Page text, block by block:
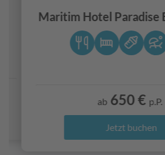
Maritim Hotel Paradise
ab 650 € p.P.
Jetzt buchen